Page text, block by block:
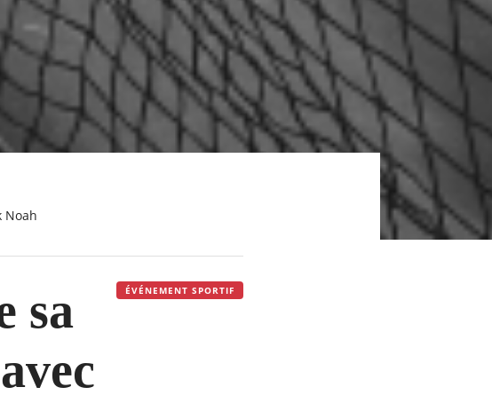
Noah
ÉVÉNEMENT SPORTIF
sa